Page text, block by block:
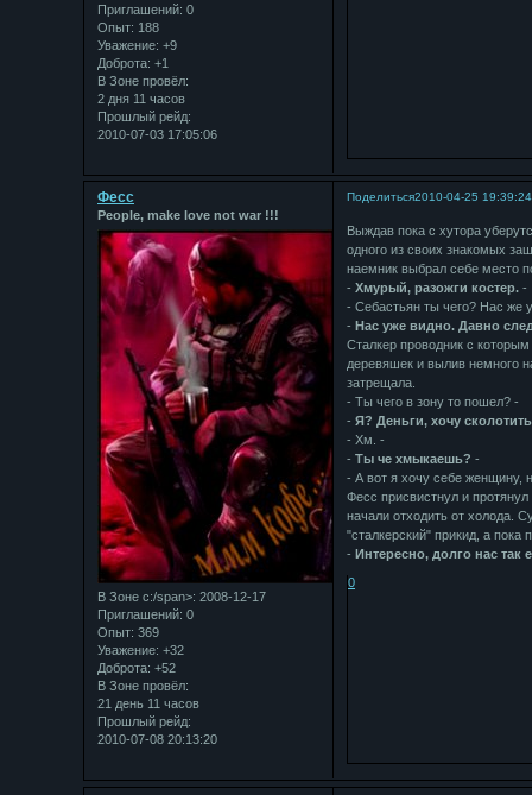
Приглашений: 0
Опыт: 188
Уважение: +9
Доброта: +1
В Зоне провёл:
2 дня 11 часов
Прошлый рейд:
2010-07-03 17:05:06
Поделиться2010-04-25 19:39:24
Фесс
People, make love not war !!!
В Зоне с:/span>: 2008-12-17
Приглашений: 0
Опыт: 369
Уважение: +32
Доброта: +52
В Зоне провёл:
21 день 11 часов
Прошлый рейд:
2010-07-08 20:13:20
Выждав пока с хутора
одного из своих знакомых
наемник выбрал себе место
-Хмурый, разожги костер. -
- Себастьян ты чего? Нас же
- Нас уже видно. Давно
Сталкер проводник с
деревяшек и вылив немного
затрещала.
- Ты чего в зону то пошел? -
-Я? Деньги, хочу
- Хм. -
-Ты че хмыкаешь? -
- А вот я хочу себе женщину,
Фесс присвистнул и
начали отходить от холода.
"сталкерский" прикид, а пока
- Интересно, долго нас так
0